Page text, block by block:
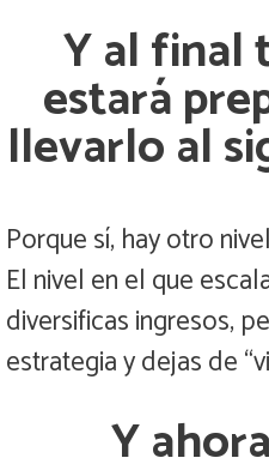
Y al final
estará
llevarlo al
Porque sí, hay otro
El nivel en el que
diversificas ingresos,
estrategia y dejas de